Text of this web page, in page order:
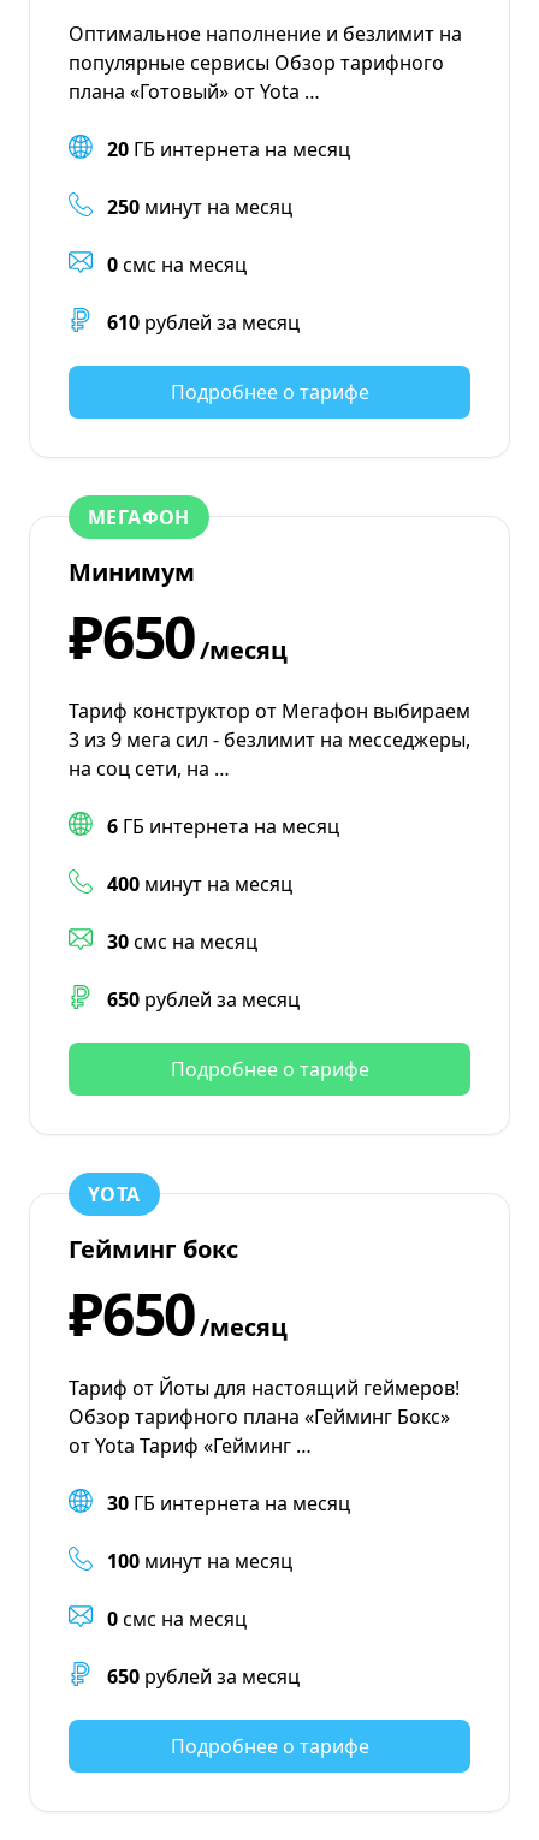
Оптимальное наполнение и безлимит на
популярные сервисы Обзор тарифного
плана «Готовый» от Yota …
20 ГБ интернета на месяц
250 минут на месяц
0смс на месяц
610 рублей за месяц
Подробнее о тарифе
МЕГАФОН
Минимум
₽650/месяц
Тариф конструктор от Мегафон выбираем
3 из 9 мега сил - безлимит на месседжеры,
на соц сети, на …
6 ГБ интернета на месяц
400 минут на месяц
30смс на месяц
650 рублей за месяц
Подробнее о тарифе
YOTA
Гейминг бокс
₽650/месяц
Тариф от Йоты для настоящий геймеров!
Обзор тарифного плана «Гейминг Бокс»
от Yota Тариф «Гейминг …
30 ГБ интернета на месяц
100 минут на месяц
0смс на месяц
650 рублей за месяц
Подробнее о тарифе